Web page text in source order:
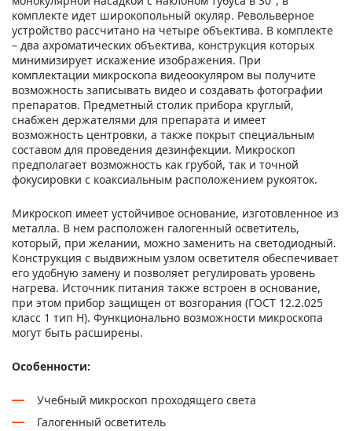
комплекте идет широкопольный окуляр. Револьверное
устройство рассчитано на четыре объектива. В комплекте
– два ахроматических объектива, конструкция которых
минимизирует искажение изображения. При
комплектации микроскопа видеоокуляром вы получите
возможность записывать видео и создавать фотографии
препаратов. Предметный столик прибора круглый,
снабжен держателями для препарата и имеет
возможность центровки, а также покрыт специальным
составом для проведения дезинфекции. Микроскоп
предполагает возможность как грубой, так и точной
фокусировки с коаксиальным расположением рукояток.
Микроскоп имеет устойчивое основание, изготовленное из
металла. В нем расположен галогенный осветитель,
который, при желании, можно заменить на светодиодный.
Конструкция с выдвижным узлом осветителя обеспечивает
его удобную замену и позволяет регулировать уровень
нагрева. Источник питания также встроен в основание,
при этом прибор защищен от возгорания (ГОСТ 12.2.025
класс 1 тип Н). Функционально возможности микроскопа
могут быть расширены.
Особенности:
Учебный микроскоп проходящего света
Галогенный осветитель